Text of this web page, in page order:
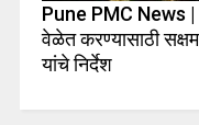
Pune PMC News |
वेळेत करण्यासाठी
यांचे निर्देश